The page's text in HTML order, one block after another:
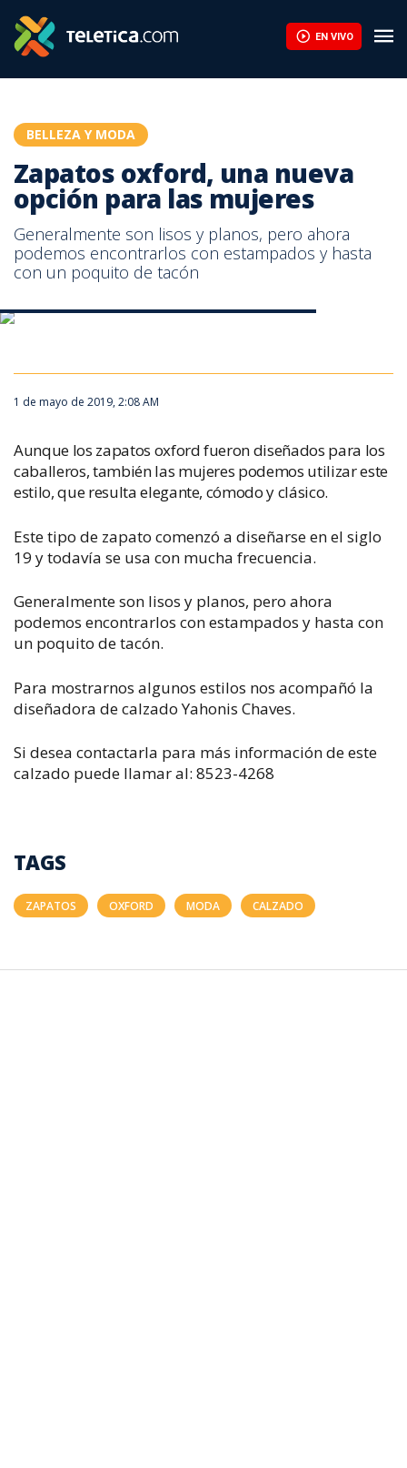
EN VIVO
BELLEZA Y MODA
Zapatos oxford, una nueva
opción para las mujeres
Generalmente son lisos y planos, pero ahora
podemos encontrarlos con estampados y hasta
con un poquito de tacón
1 de mayo de 2019, 2:08 AM
Aunque los zapatos oxford fueron diseñados para los
caballeros, también las mujeres podemos utilizar este
estilo, que resulta elegante, cómodo y clásico.
Este tipo de zapato comenzó a diseñarse en el siglo
19 y todavía se usa con mucha frecuencia.
Generalmente son lisos y planos, pero ahora
podemos encontrarlos con estampados y hasta con
un poquito de tacón.
Para mostrarnos algunos estilos nos acompañó la
diseñadora de calzado Yahonis Chaves.
Si desea contactarla para más información de este
calzado puede llamar al: 8523-4268
TAGS
ZAPATOS OXFORD MODA CALZADO